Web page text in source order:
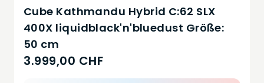
Cube Kathmandu Hybrid C:62 SLX
400X liquidblack'n'bluedust Größe:
50 cm
3.999,00 CHF